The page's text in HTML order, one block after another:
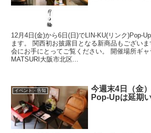
12月4日(金)から6日(日)でLIN-KU(リンク)Pop-
ます。 関西初お披露目となる新商品もござい
会にお手にとってご覧ください。 開催場所ギャ
MATSURI大阪市北区...
イベント・告知
今週末4日（金
Pop-Upは延期